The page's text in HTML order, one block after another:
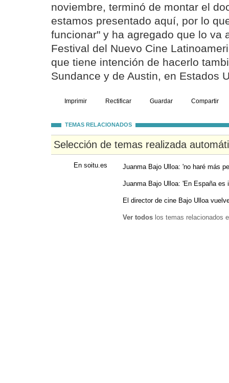
noviembre, terminó de montar el
estamos presentado aquí, por lo
funcionar" y ha agregado que lo va
Festival del Nuevo Cine
que tiene intención de hacerlo
Sundance y de Austin, en Estados
Imprimir Rectificar Guardar Compartir
TEMAS RELACIONADOS
Selección de temas realizada
En soitu.es Juanma Bajo Ulloa: 'no haré más
Juanma Bajo Ulloa: 'En España es
El director de cine Bajo Ulloa
Ver todos los temas relacionados